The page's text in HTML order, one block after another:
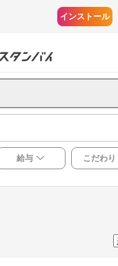
インストール
給与 こだわり